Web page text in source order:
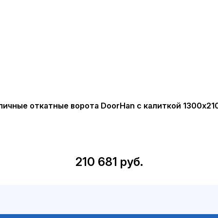
откатные ворота DoorHan с калиткой
210 681 руб.